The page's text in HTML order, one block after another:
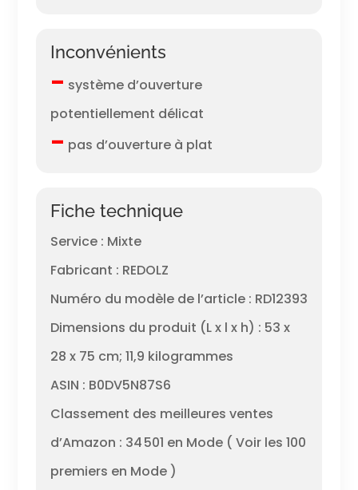
Inconvénients
– système d’ouverture
potentiellement délicat
– pas d’ouverture à plat
Fiche technique
Service : Mixte
Fabricant : REDOLZ
Numéro du modèle de l’article : RD12393
Dimensions du produit (L x l x h) : 53 x
28 x 75 cm; 11,9 kilogrammes
ASIN : B0DV5N87S6
Classement des meilleures ventes
d’Amazon : 34 501 en Mode ( Voir les 100
premiers en Mode )